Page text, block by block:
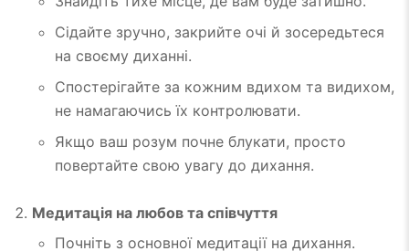
Сідайте зручно, закрийте очі й зосередьтеся
на своєму диханні.
Спостерігайте за кожним вдихом та видихом,
не намагаючись їх контролювати.
Якщо ваш розум почне блукати, просто
повертайте свою увагу до дихання.
Медитація на любов та співчуття
Почніть з основної медитації на дихання.